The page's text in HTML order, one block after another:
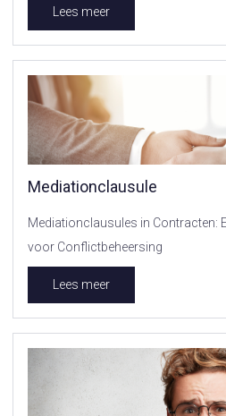
Lees meer
Mediationclausule
Mediationclausules in Contracten:
voor Conflictbeheersing
Lees meer